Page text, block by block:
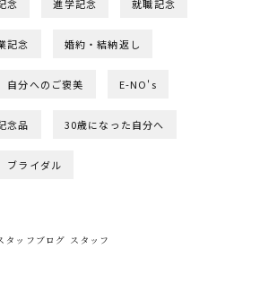
念 進学記念 就職記念
記念 婚約・結納返し
自分へのご褒美 E-NO's
念品 30歳になった自分へ
ブライダル
タッフブログ スタッフ